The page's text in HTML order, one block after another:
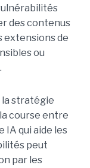
des contenus
extensions de
ou
la stratégie
course entre
IA qui aide les
peut
par les